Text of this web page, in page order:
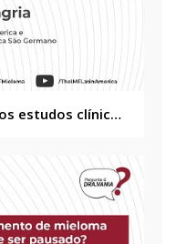
Você quer saber quais são os estudos clínicos que existem para os pacientes de mieloma múltiplo?